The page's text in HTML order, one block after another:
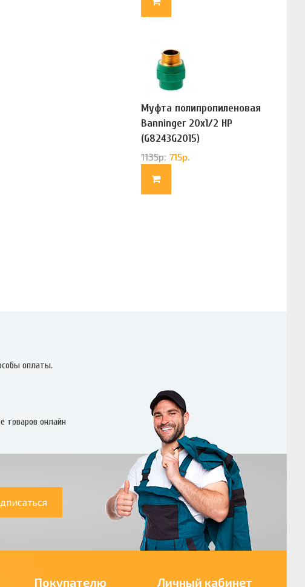
Муфта полипропиленовая
Banninger 20х1/2 НР
(G8243G2015)
1135р. 715р.
оплаты.
товаров онлайн
Покупателю Личный кабинет